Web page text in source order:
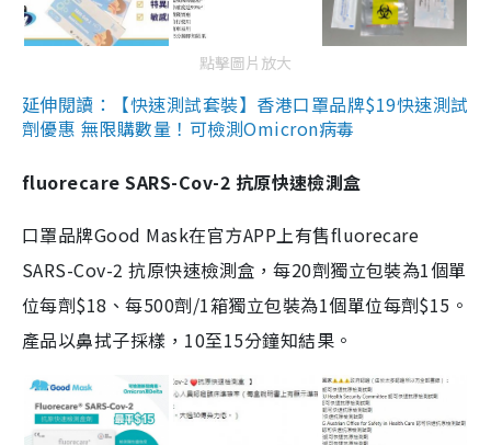
點擊圖片放大
延伸閱讀：【快速測試套裝】香港口罩品牌$19快速測試
劑優惠 無限購數量！可檢測Omicron病毒
fluorecare SARS-Cov-2 抗原快速檢測盒
口罩品牌Good Mask在官方APP上有售fluorecare
SARS-Cov-2 抗原快速檢測盒，每20劑獨立包裝為1個單
位每劑$18、每500劑/1箱獨立包裝為1個單位每劑$15。
產品以鼻拭子採樣，10至15分鐘知結果。